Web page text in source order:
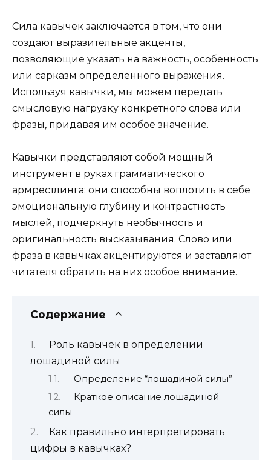
Сила кавычек заключается в том, что они
создают выразительные акценты,
позволяющие указать на важность, особенность
или сарказм определенного выражения.
Используя кавычки, мы можем передать
смысловую нагрузку конкретного слова или
фразы, придавая им особое значение.
Кавычки представляют собой мощный
инструмент в руках грамматического
армрестлинга: они способны воплотить в себе
эмоциональную глубину и контрастность
мыслей, подчеркнуть необычность и
оригинальность высказывания. Слово или
фраза в кавычках акцентируются и заставляют
читателя обратить на них особое внимание.
Содержание
Роль кавычек в определении
лошадиной силы
Определение “лошадиной силы”
Краткое описание лошадиной
силы
Как правильно интерпретировать
цифры в кавычках?